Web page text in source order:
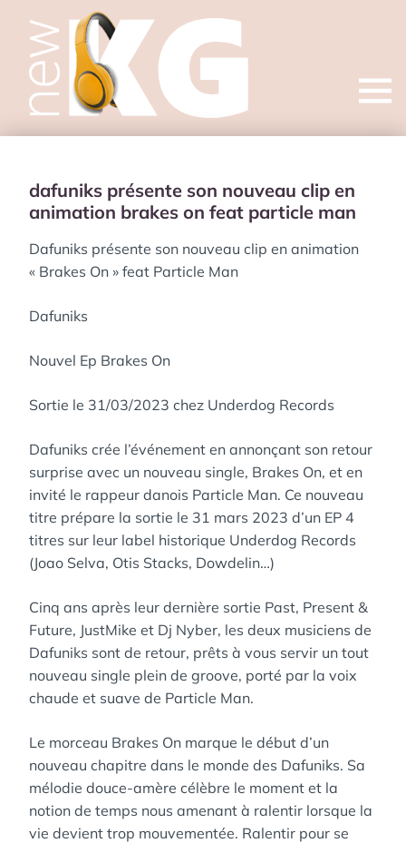
Open
dafuniks présente son nouveau clip en
animation brakes on feat particle man
Dafuniks présente son nouveau clip en animation
« Brakes On » feat Particle Man
Dafuniks
Nouvel Ep Brakes On
Sortie le 31/03/2023 chez Underdog Records
Dafuniks crée l’événement en annonçant son retour
surprise avec un nouveau single, Brakes On, et en
invité le rappeur danois Particle Man. Ce nouveau
titre prépare la sortie le 31 mars 2023 d’un EP 4
titres sur leur label historique Underdog Records
(Joao Selva, Otis Stacks, Dowdelin…)
Cinq ans après leur dernière sortie Past, Present &
Future, JustMike et Dj Nyber, les deux musiciens de
Dafuniks sont de retour, prêts à vous servir un tout
nouveau single plein de groove, porté par la voix
chaude et suave de Particle Man.
Le morceau Brakes On marque le début d’un
nouveau chapitre dans le monde des Dafuniks. Sa
mélodie douce-amère célèbre le moment et la
notion de temps nous amenant à ralentir lorsque la
vie devient trop mouvementée. Ralentir pour se